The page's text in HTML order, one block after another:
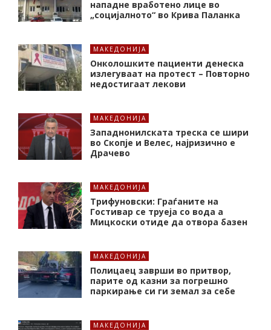
нападне вработено лице во
„социјалното“ во Крива Паланка
МАКЕДОНИЈА
Онколошките пациенти денеска
излегуваат на протест – Повторно
недостигаат лекови
МАКЕДОНИЈА
Западнонилската треска се шири
во Скопје и Велес, најризично е
Драчево
МАКЕДОНИЈА
Трифуновски: Граѓаните на
Гостивар се труеја со вода а
Мицкоски отиде да отвора базен
МАКЕДОНИЈА
Полицаец заврши во притвор,
парите од казни за погрешно
паркирање си ги земал за себе
МАКЕДОНИЈА